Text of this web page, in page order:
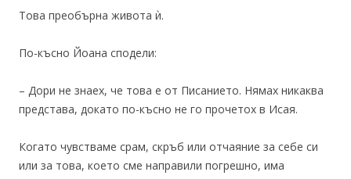
Това преобърна живота ѝ.
По-късно Йоана сподели:
– Дори не знаех, че това е от Писанието. Нямах никаква
представа, докато по-късно не го прочетох в Исая.
Когато чувстваме срам, скръб или отчаяние за себе си
или за това, което сме направили погрешно, има